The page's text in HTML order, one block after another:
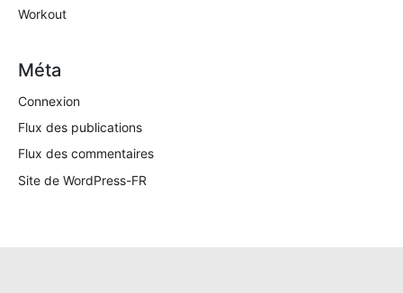
Workout
Méta
Connexion
Flux des publications
Flux des commentaires
Site de WordPress-FR